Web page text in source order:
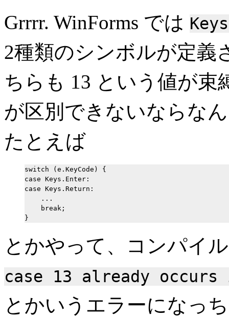
Grrrr. WinForms では
2種類のシンボルが定義
ちらも 13 という値が
が区別できないならな
たとえば
switch (e.KeyCode) {
case Keys.Enter:
case Keys.Return:
    ...
    break;
とかやって、コンパイ
case 13 already
とかいうエラーになっ